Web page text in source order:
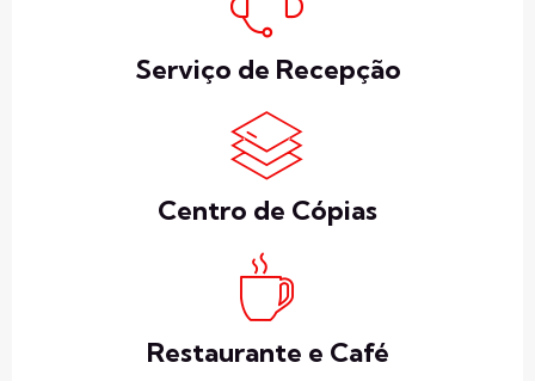
Serviço de Recepção
Centro de Cópias
Restaurante e Café